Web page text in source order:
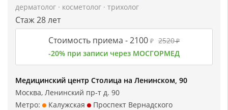
дерматолог · косметолог · трихолог
Стаж 28 лет
Стоимость приема -2100 ₽ 2520₽
-20% при записи через МОСГОРМЕД
Медицинский центр Столица на Ленинском, 90
Москва, Ленинский пр-т д. 90
Метро:
Калужская
Проспект Вернадского